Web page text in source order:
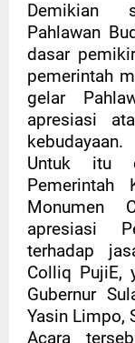
Demikian
Pahlawan
dasar
pemerintah
gelar
apresiasi
kebudayaan.
Untuk itu
Pemerintah
Monumen
apresiasi
terhadap
Colliq PujiE,
Gubernur
Yasin Limpo,
Acara